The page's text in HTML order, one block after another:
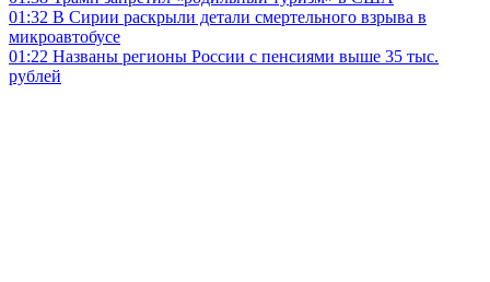
01:32 В Сирии раскрыли детали смертельного взрыва в
микроавтобусе
01:22 Названы регионы России с пенсиями выше 35 тыс.
рублей